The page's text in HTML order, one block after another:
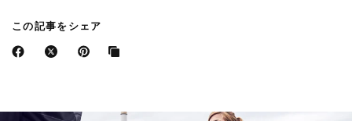
この記事をシェア